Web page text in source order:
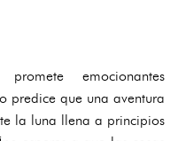
emocionantes
predice que una aventura
la luna llena a principios